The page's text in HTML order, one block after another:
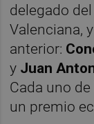
delegado
Valenciana,
anterior:
y Juan
Cada uno
un premio